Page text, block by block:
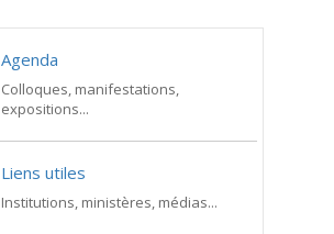
Agenda
Colloques, manifestations,
expositions...
Liens utiles
Institutions, ministères, médias...